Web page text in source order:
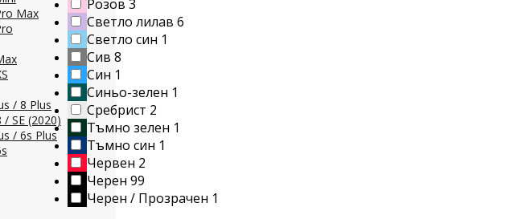
Max
/ 8 Plus
SE (2020)
/ 6s Plus
Розов 3
Светло лилав 6
Светло син 1
Сив 8
Син 1
Синьо-зелен 1
Сребрист 2
Тъмно зелен 1
Тъмно син 1
Червен 2
Черен 99
Черен / Прозрачен 1